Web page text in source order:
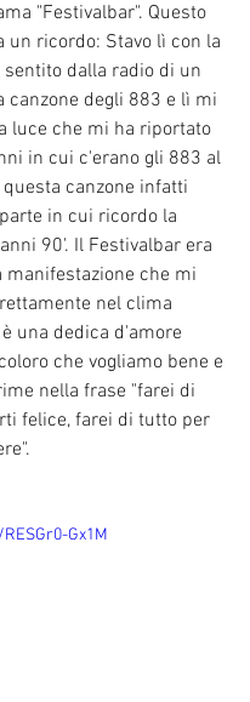
"Festivalbar". Questo
un ricordo: Stavo lì con la
dalla radio di un
canzone degli 883 e lì mi
luce che mi ha riportato
in cui c'erano gli 883 al
canzone infatti
in cui ricordo la
90'. Il Festivalbar era
manifestazione che mi
nel clima
una dedica d'amore
che vogliamo bene e
nella frase "farei di
felice, farei di tutto per
Gx1M